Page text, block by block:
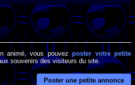
animé, vous pouvezposter votre petite
souvenirs des visiteurs du site.
Poster une petite annonce